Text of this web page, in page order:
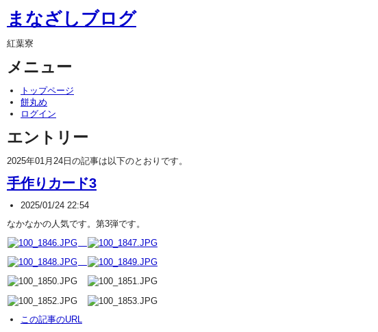
まなざしブログ
紅葉寮
メニュー
トップページ
餅丸め
ログイン
エントリー
2025年01月24日の記事は以下のとおりです。
手作りカード3
2025/01/24 22:54
なかなかの人気です。第3弾です。
この記事のURL